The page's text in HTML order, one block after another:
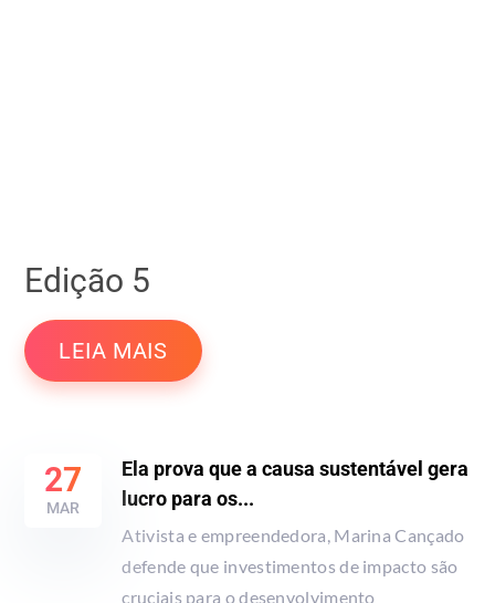
Edição 5
LEIA MAIS
Ela prova que a causa sustentável gera
lucro para os...
27
MAR
Ativista e empreendedora, Marina Cançado
defende que investimentos de impacto são
cruciais para o desenvolvimento